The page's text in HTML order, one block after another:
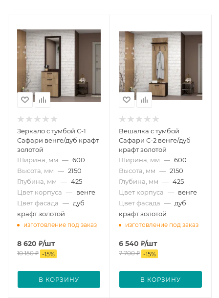
Зеркало с тумбой С-1
Сафари венге/дуб крафт
золотой
Ширина, мм — 600
Высота, мм — 2150
Глубина, мм — 425
Цвет корпуса — венге
Цвет фасада — дуб
крафт золотой
изготовление под заказ
8 620 ₽/шт
10 150₽ -15%
В КОРЗИНУ
Вешалка с тумбой
Сафари С-2 венге/дуб
крафт золотой
Ширина, мм — 600
Высота, мм — 2150
Глубина, мм — 425
Цвет корпуса — венге
Цвет фасада — дуб
крафт золотой
изготовление под заказ
6 540 ₽/шт
7 700₽ -15%
В КОРЗИНУ